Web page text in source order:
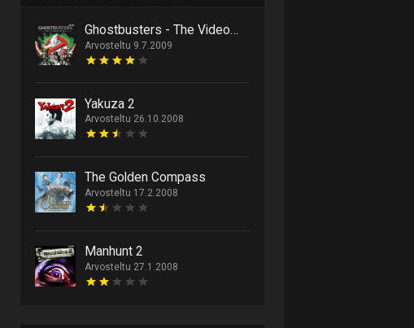
Ghostbusters - The Videogame
Arvosteltu 9.7.2009
Yakuza 2
Arvosteltu 26.10.2008
The Golden Compass
Arvosteltu 17.2.2008
Manhunt 2
Arvosteltu 27.1.2008